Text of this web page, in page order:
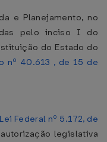
e Planejamento, no
pelo inciso I do
do Estado do
nº 40.613 , de 15 de
Lei Federal nº 5.172, de
legislativa